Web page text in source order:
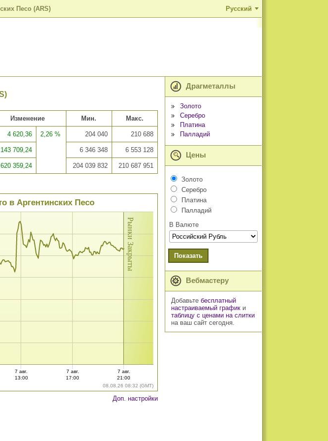
Песо (ARS) Русский
Изменение Мин. Макс.
4 620,36 2,26 % 204 040 210 688
143 709,24 6 346 348 6 553 128
359,24 204 039 832 210 687 951
Рынки Закрыты
08.08.26 08:32 (GMT)
в Аргентинских Песо
7 авг.
13:00
7 авг.
17:00
7 авг.
21:00
Доп. настройки
Драгметаллы
Золото
Серебро
Платина
Палладий
Цены
Золото
Серебро
Платина
Палладий
В Валюте
Показать
Вебмастеру
Добавьте бесплатный
настраиваемый графики
таблицу с ценами на слитки
на ваш сайт сегодня.